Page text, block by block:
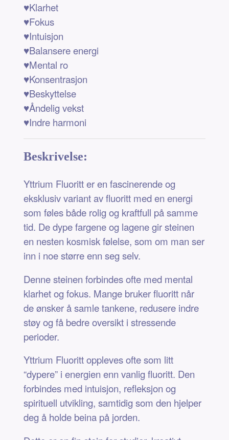
♥Klarhet
♥Fokus
♥Intuisjon
♥Balansere energi
♥Mental ro
♥Konsentrasjon
♥Beskyttelse
♥Åndelig vekst
♥Indre harmoni
Beskrivelse:
Yttrium Fluoritt er en fascinerende og
eksklusiv variant av fluoritt med en energi
som føles både rolig og kraftfull på samme
tid. De dype fargene og lagene gir steinen
en nesten kosmisk følelse, som om man ser
inn i noe større enn seg selv.
Denne steinen forbindes ofte med mental
klarhet og fokus. Mange bruker fluoritt når
de ønsker å samle tankene, redusere indre
støy og få bedre oversikt i stressende
perioder.
Yttrium Fluoritt oppleves ofte som litt
“dypere” i energien enn vanlig fluoritt. Den
forbindes med intuisjon, refleksjon og
spirituell utvikling, samtidig som den hjelper
deg å holde beina på jorden.